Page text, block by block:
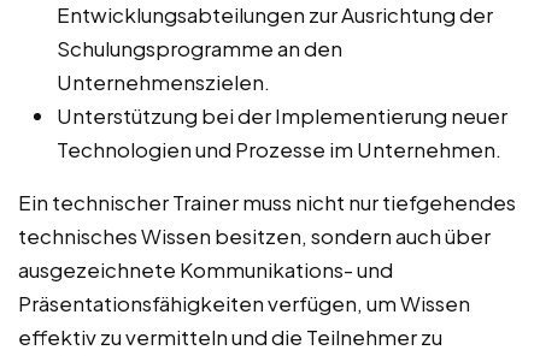
Entwicklungsabteilungen zur Ausrichtung der
Schulungsprogramme an den
Unternehmenszielen.
Unterstützung bei der Implementierung neuer
Technologien und Prozesse im Unternehmen.
Ein technischer Trainer muss nicht nur tiefgehendes
technisches Wissen besitzen, sondern auch über
ausgezeichnete Kommunikations- und
Präsentationsfähigkeiten verfügen, um Wissen
effektiv zu vermitteln und die Teilnehmer zu